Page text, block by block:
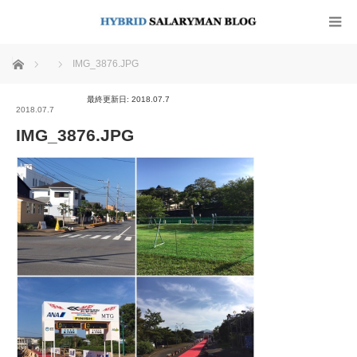
ホーム IMG_3876.JPG
2018.07.7
最終更新日: 2018.07.7
IMG_3876.JPG